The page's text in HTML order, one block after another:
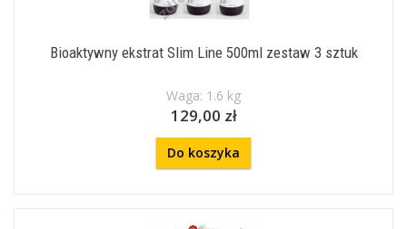
Bioaktywny ekstrat Slim Line 500ml zestaw 3 sztuk
Waga: 1.6 kg
129,00 zł
Do koszyka